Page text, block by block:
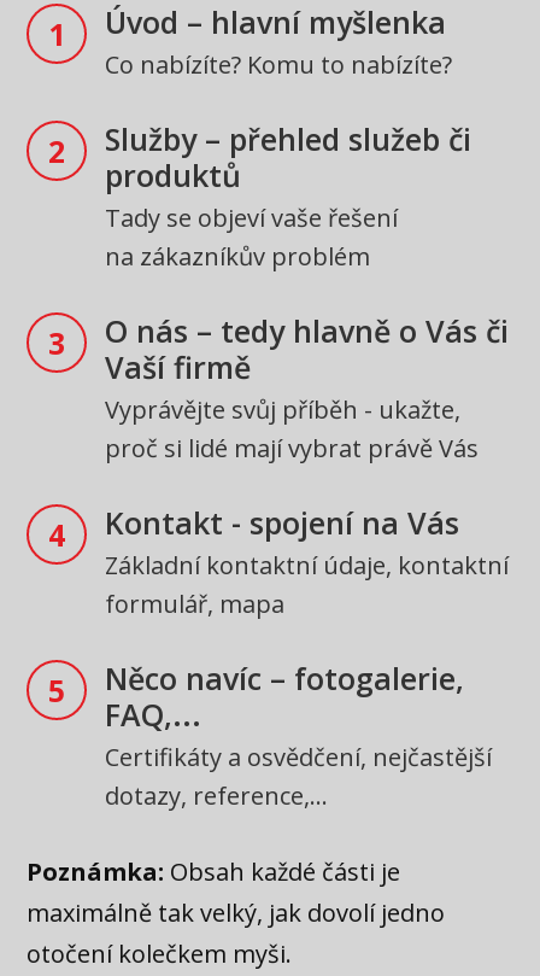
1 Úvod – hlavní myšlenka
Co nabízíte? Komu to nabízíte?
2
Služby – přehled služeb či
produktů
Tady se objeví vaše řešení
na zákazníkův problém
3
O nás – tedy hlavně o Vás či
Vaší firmě
Vyprávějte svůj příběh - ukažte,
proč si lidé mají vybrat právě Vás
4 Kontakt - spojení na Vás
Základní kontaktní údaje, kontaktní
formulář, mapa
5
Něco navíc – fotogalerie,
FAQ,...
Certifikáty a osvědčení, nejčastější
dotazy, reference,...
Poznámka: Obsah každé části je
maximálně tak velký, jak dovolí jedno
otočení kolečkem myši.